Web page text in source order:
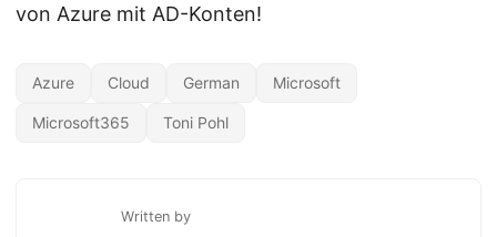
von Azure mit AD-Konten!
Azure Cloud German Microsoft
Microsoft365 Toni Pohl
Written by